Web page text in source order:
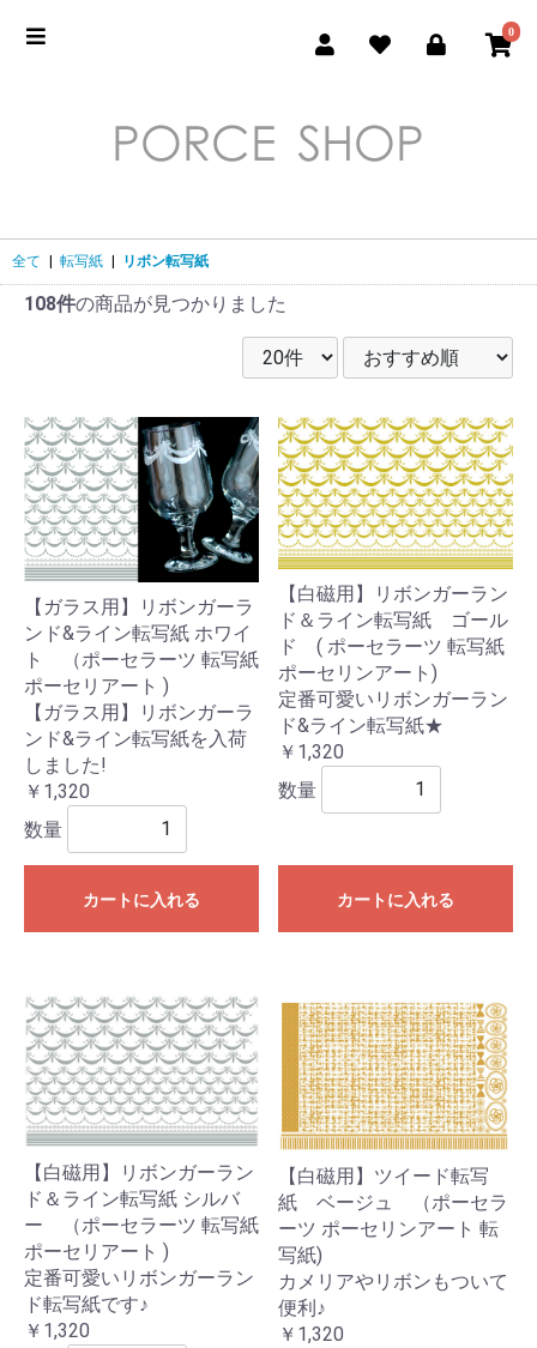
0
全て 転写紙 リボン転写紙
108件の商品が見つかりました
【ガラス用】リボンガーラ
ンド&ライン転写紙 ホワイ
ト （ポーセラーツ 転写紙
ポーセリアート )
【ガラス用】リボンガーラ
ンド&ライン転写紙を入荷
しました!
￥1,320
数量
カートに入れる
【白磁用】リボンガーラン
ド＆ライン転写紙 ゴール
ド ( ポーセラーツ 転写紙
ポーセリンアート)
定番可愛いリボンガーラン
ド&ライン転写紙★
￥1,320
数量
カートに入れる
【白磁用】リボンガーラン
ド＆ライン転写紙 シルバ
ー （ポーセラーツ 転写紙
ポーセリアート )
定番可愛いリボンガーラン
ド転写紙です♪
￥1,320
【白磁用】ツイード転写
紙 ベージュ （ポーセラ
ーツ ポーセリンアート 転
写紙)
カメリアやリボンもついて
便利♪
￥1,320